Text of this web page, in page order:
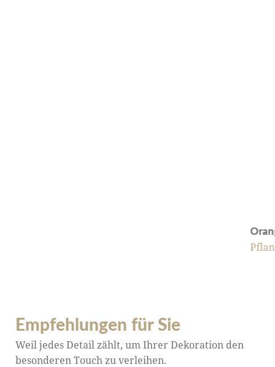
Empfehlungen für Sie
Weil jedes Detail zählt, um Ihrer Dekoration den
besonderen Touch zu verleihen.